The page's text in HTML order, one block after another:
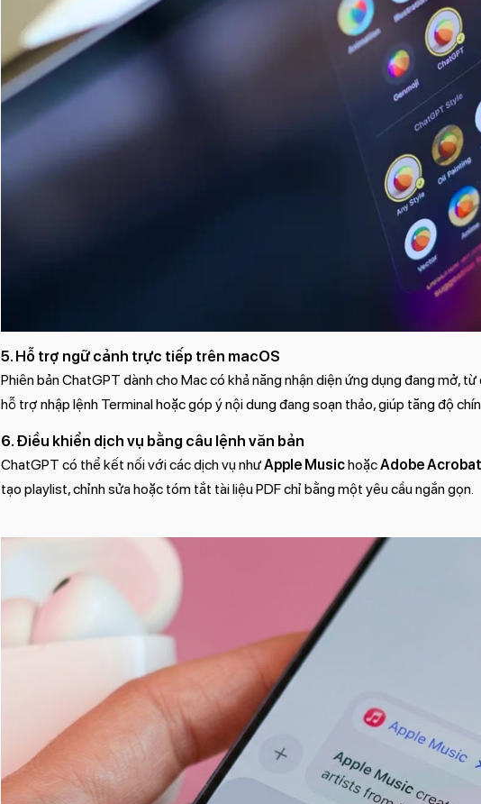
5. Hỗ trợ ngữ cảnh trực tiếp trên macOS
Phiên bản ChatGPT dành cho Mac có khả năng nhận diện ứng dụng đang mở,
hỗ trợ nhập lệnh Terminal hoặc góp ý nội dung đang soạn thảo, giúp tăng độ
6. Điều khiển dịch vụ bằng câu lệnh văn bản
ChatGPT có thể kết nối với các dịch vụ nhưApple MusichoặcAdobe Acrobat
tạo playlist, chỉnh sửa hoặc tóm tắt tài liệu PDF chỉ bằng một yêu cầu ngắn gọn.